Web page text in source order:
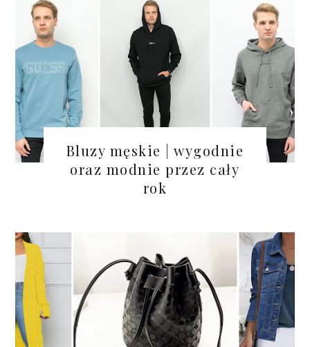
Bluzy męskie | wygodnie
oraz modnie przez cały
rok